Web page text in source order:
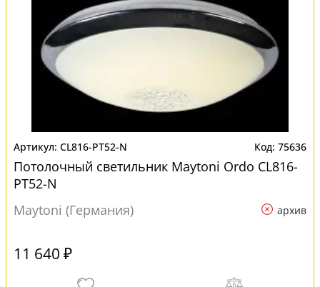
CL816-PT52-N 75636
Потолочный светильник Maytoni Ordo CL816-
PT52-N
Maytoni (Германия)
архив
11 640 ₽